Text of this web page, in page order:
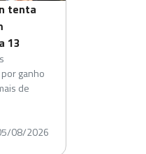
tenta
13
ganho
de
08/2026